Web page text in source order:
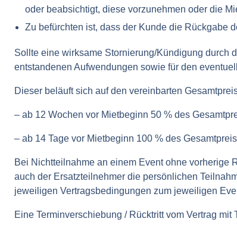
oder beabsichtigt, diese vorzunehmen oder die
Zu befürchten ist, dass der Kunde die Rückgabe
Sollte eine wirksame Stornierung/Kündigung durch
entstandenen Aufwendungen sowie für den
Dieser beläuft sich auf den vereinbarten
– ab 12 Wochen vor Mietbeginn 50 % des
– ab 14 Tage vor Mietbeginn 100 % des
Bei Nichtteilnahme an einem Event ohne vorherige
auch der Ersatzteilnehmer die persönlichen
jeweiligen Vertragsbedingungen zum jeweiligen
Eine Terminverschiebung / Rücktritt vom Vertrag